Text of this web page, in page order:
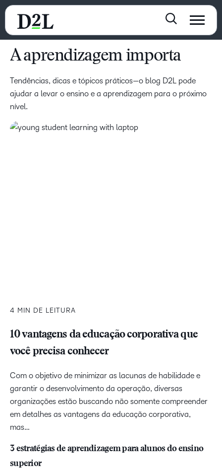
A aprendizagem importa
Tendências, dicas e tópicos práticos—o blog D2L pode
ajudar a levar o ensino e a aprendizagem para o próximo
nível.
4 MIN DE LEITURA
10 vantagens da educação corporativa que
você precisa conhecer
Com o objetivo de minimizar as lacunas de habilidade e
garantir o desenvolvimento da operação, diversas
organizações estão buscando não somente compreender
em detalhes as vantagens da educação corporativa,
mas…
3 estratégias de aprendizagem para alunos do ensino
superior